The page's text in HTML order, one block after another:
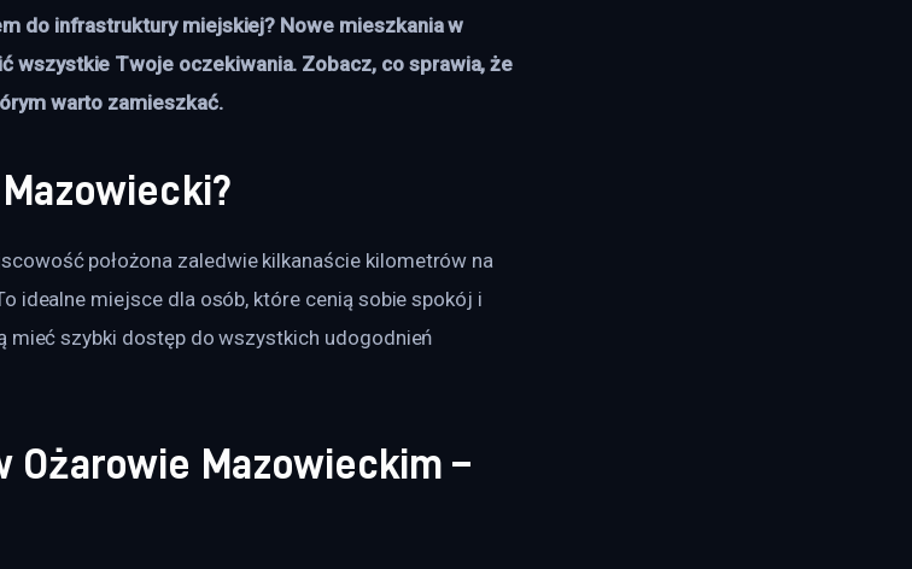
do infrastruktury miejskiej? Nowe mieszkania w
wszystkie Twoje oczekiwania. Zobacz, co sprawia, że
warto zamieszkać.
położona zaledwie kilkanaście kilometrów na
idealne miejsce dla osób, które cenią sobie spokój i
mieć szybki dostęp do wszystkich udogodnień
Ożarowie Mazowieckim –